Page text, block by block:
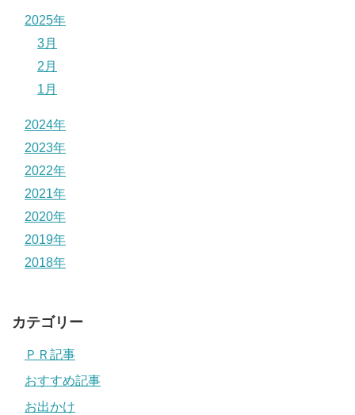
2025年
3月
2月
1月
2024年
2023年
2022年
2021年
2020年
2019年
2018年
カテゴリー
ＰＲ記事
おすすめ記事
お出かけ